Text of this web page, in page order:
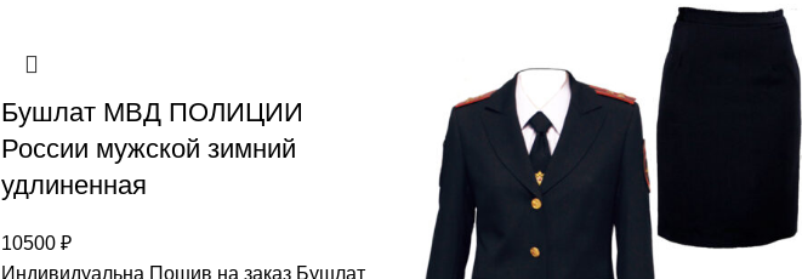
Бушлат МВД ПОЛИЦИИ
России мужской зимний
удлиненная
10500 ₽
Индивидуальна Пошив на заказ Бушлат